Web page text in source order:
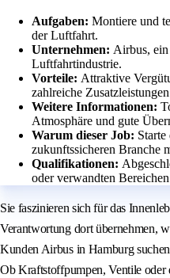
Aufgaben: Montiere und
der Luftfahrt.
Unternehmen: Airbus,
Luftfahrtindustrie.
Vorteile: Attraktive
zahlreiche
Weitere Informationen:
Atmosphäre und gute
Warum dieser Job:
zukunftssicheren Branche
Qualifikationen:
oder verwandten
Sie faszinieren sich für das
Verantwortung dort übernehmen,
Kunden Airbus in Hamburg
Ob Kraftstoffpumpen, Ventile oder